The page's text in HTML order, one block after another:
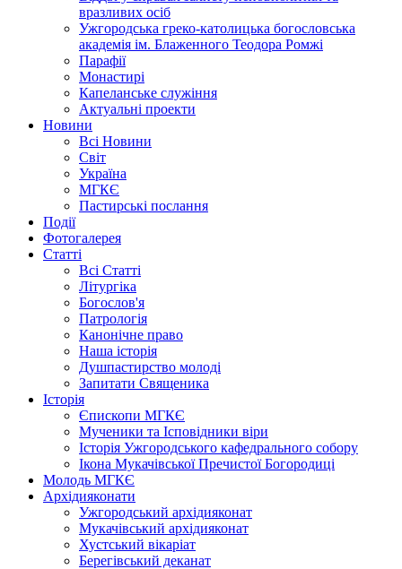
вразливих осіб
Ужгородська греко-католицька богословська
академія ім. Блаженного Теодора Ромжі
Парафії
Монастирі
Капеланське служіння
Актуальні проекти
Новини
Всі Новини
Світ
Україна
МГКЄ
Пастирські послання
Події
Фотогалерея
Статті
Всі Статті
Літургіка
Богослов'я
Патрологія
Канонічне право
Наша історія
Душпастирство молоді
Запитати Священика
Історія
Єпископи МГКЄ
Мученики та Ісповідники віри
Історія Ужгородського кафедрального собору
Ікона Мукачівської Пречистої Богородиці
Молодь МГКЄ
Архідияконати
Ужгородський архідияконат
Мукачівський архідияконат
Хустський вікаріат
Берегівський деканат